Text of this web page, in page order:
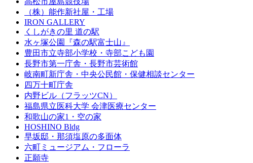
（株）能作新社屋・工場
IRON GALLERY
くしがきの里 道の駅
水ヶ塚公園『森の駅富士山』
豊田市立寺部小学校・寺部こども園
長野市第一庁舎・長野市芸術館
岐南町新庁舎・中央公⺠館・保健相談センター
四万十町庁舎
内野ビル（フラッツCN）
福島県立医科大学 会津医療センター
和歌山の家1・空の家
HOSHINO Bldg
早坂邸・那須塩原の多面体
六町ミュージアム・フローラ
正願寺